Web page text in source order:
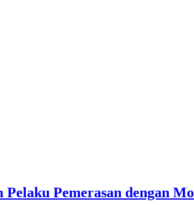
Pemerasan dengan